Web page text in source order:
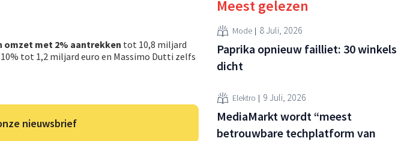
omzet met 2% aantrekken tot 10,8 miljard
tot 1,2 miljard euro en Massimo Dutti zelfs
nieuwsbrief
Meest gelezen
Mode 8 Juli, 2026
Paprika opnieuw failliet: 30 winkels
dicht
Elektro 9 Juli, 2026
MediaMarkt wordt “meest
betrouwbare techplatform van